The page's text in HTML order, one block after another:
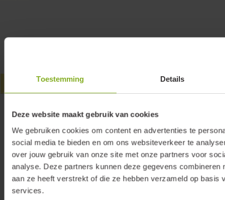
Toestemming Details
Deze website maakt gebruik van cookies
We gebruiken cookies om content en advertenties te
social media te bieden en om ons websiteverkeer te
over jouw gebruik van onze site met onze partners voor
analyse. Deze partners kunnen deze gegevens combineren
aan ze heeft verstrekt of die ze hebben verzameld op basis
services.